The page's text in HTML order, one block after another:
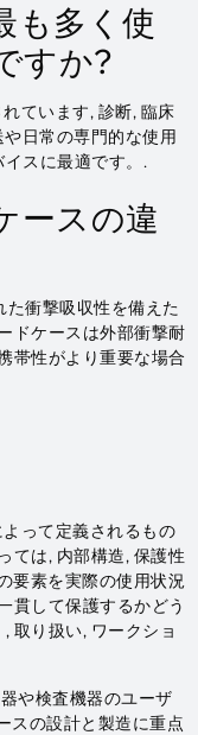
も多く使
すか?
ています, 診断, 臨床
日常の専門的な使用
スに最適です。.
ースの違
た衝撃吸収性を備えた
ドケースは外部衝撃耐
帯性がより重要な場合
って定義されるもの
ては, 内部構造, 保護性
要素を実際の使用状況
貫して保護するかどう
取り扱い, ワークショ
や検査機器のユーザ
スの設計と製造に重点